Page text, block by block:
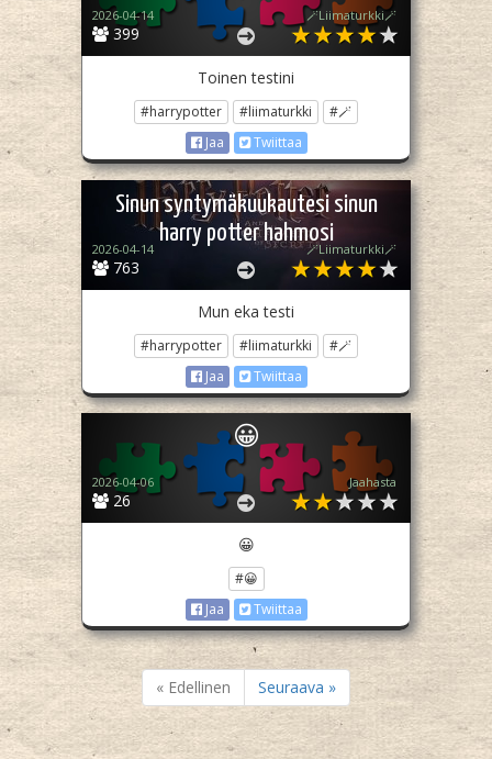
399
2026-04-14 🪄Liimaturkki🪄
Toinen testini
#harrypotter #liimaturkki
#🪄
Jaa
Twiittaa
Sinun syntymäkuukautesi sinun
harry potter hahmosi
763
2026-04-14 🪄Liimaturkki🪄
Mun eka testi
#harrypotter #liimaturkki
#🪄
Jaa
Twiittaa
😀
26
2026-04-06 Jaahasta
😀
#😀
Jaa
Twiittaa
« Edellinen Seuraava »